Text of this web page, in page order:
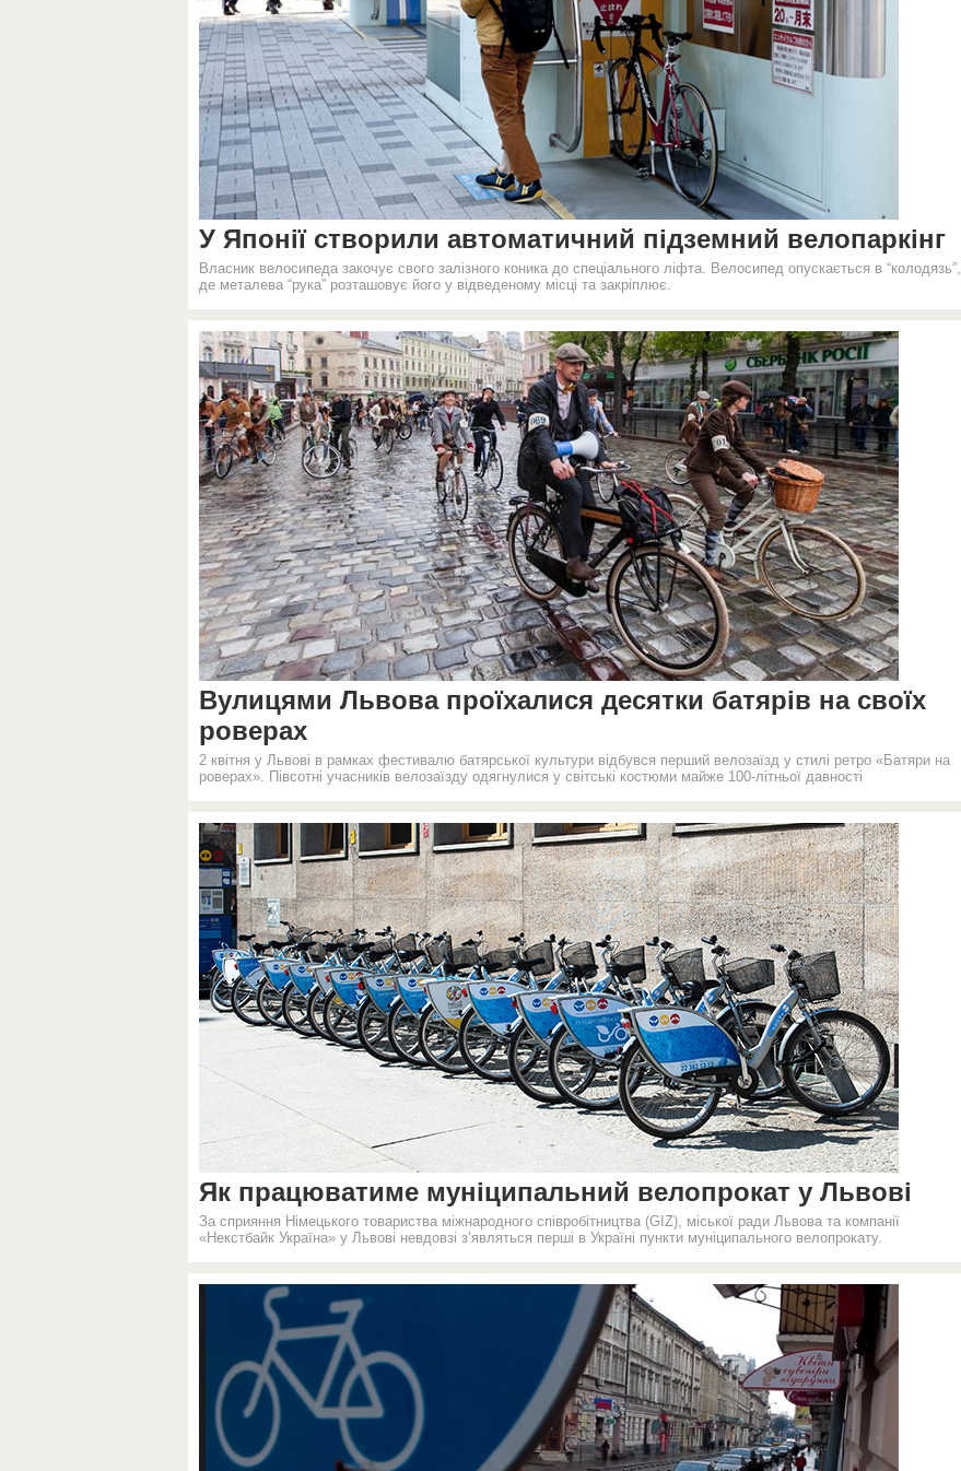
У Японії створили автоматичний підземний велопаркінг
Власник велосипеда закочує свого залізного коника до спеціального ліфта. Велосипед опускається в “колодязь”,
де металева “рука” розташовує його у відведеному місці та закріплює.
Вулицями Львова проїхалися десятки батярів на своїх
роверах
2 квітня у Львові в рамках фестивалю батярської культури відбувся перший велозаїзд у стилі ретро «Батяри на
роверах». Півсотні учасників велозаїзду одягнулися у світські костюми майже 100-літньої давності
Як працюватиме муніципальний велопрокат у Львові
За сприяння Німецького товариства міжнародного співробітництва (GIZ), міської ради Львова та компанії
«Некстбайк Україна» у Львові невдовзі з’являться перші в Україні пункти муніципального велопрокату.